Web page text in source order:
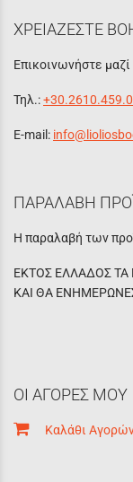
ΧΡΕΙΑΖΕΣΤΕ
Επικοινωνήστε
Τηλ.:
E-mail:
ΠΑΡΑΛΑΒΗ
Η παραλαβή των
ΕΚΤΟΣ ΕΛΛΑΔΟΣ ΤΑ
ΚΑΙ ΘΑ
ΟΙ ΑΓΟΡΕΣ ΜΟΥ
Καλάθι